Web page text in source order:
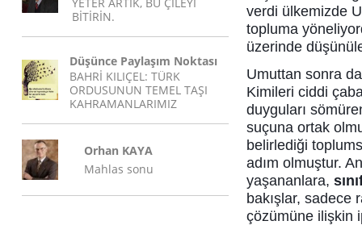
BİTİRİN.
Düşünce Paylaşım Noktası
BAHRİ KILIÇEL: TÜRK
ORDUSUNUN TEMEL TAŞI
KAHRAMANLARIMIZ
Orhan KAYA
Mahlas sonu
verdi ülkemizde
topluma
üzerinde
Umuttan sonra
Kimileri ciddi
duyguları
suçuna ortak
belirlediği
adım olmuştur.
yaşananlara,
bakışlar, sadece
çözümüne ilişkin